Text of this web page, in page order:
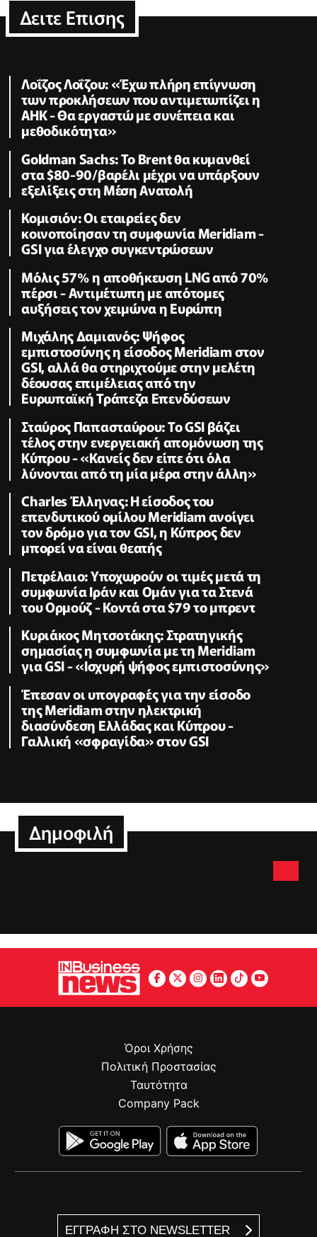
Δειτε Επισης
Λοΐζος Λοΐζου: «Έχω πλήρη επίγνωση
των προκλήσεων που αντιμετωπίζει η
ΑΗΚ - Θα εργαστώ με συνέπεια και
μεθοδικότητα»
Goldman Sachs: Το Brent θα κυμανθεί
στα $80-90/βαρέλι μέχρι να υπάρξουν
εξελίξεις στη Μέση Ανατολή
Κομισιόν: Οι εταιρείες δεν
κοινοποίησαν τη συμφωνία Meridiam -
GSI για έλεγχο συγκεντρώσεων
Μόλις 57% η αποθήκευση LNG από 70%
πέρσι - Αντιμέτωπη με απότομες
αυξήσεις τον χειμώνα η Ευρώπη
Μιχάλης Δαμιανός: Ψήφος
εμπιστοσύνης η είσοδος Meridiam στον
GSI, αλλά θα στηριχτούμε στην μελέτη
δέουσας επιμέλειας από την
Ευρωπαϊκή Τράπεζα Επενδύσεων
Σταύρος Παπασταύρου: Το GSI βάζει
τέλος στην ενεργειακή απομόνωση της
Κύπρου - «Κανείς δεν είπε ότι όλα
λύνονται από τη μία μέρα στην άλλη»
Charles Έλληνας: Η είσοδος του
επενδυτικού ομίλου Meridiam ανοίγει
τον δρόμο για τον GSI, η Κύπρος δεν
μπορεί να είναι θεατής
Πετρέλαιο: Υποχωρούν οι τιμές μετά τη
συμφωνία Ιράν και Ομάν για τα Στενά
του Ορμούζ - Κοντά στα $79 το μπρεντ
Κυριάκος Μητσοτάκης: Στρατηγικής
σημασίας η συμφωνία με τη Meridiam
για GSI - «Ισχυρή ψήφος εμπιστοσύνης»
Έπεσαν οι υπογραφές για την είσοδο
της Meridiam στην ηλεκτρική
διασύνδεση Ελλάδας και Κύπρου -
Γαλλική «σφραγίδα» στον GSI
Δημοφιλή
ΕΓΓΡΑΦΗ ΣΤΟ NEWSLETTER
Όροι Χρήσης
Πολιτική Προστασίας
Ταυτότητα
Company Pack